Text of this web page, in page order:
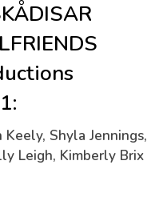
Shyla Jennings,
Leigh, Kimberly Brix